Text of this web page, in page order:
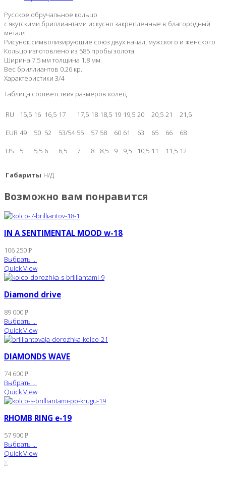
Русское обручальное кольцо
с якутскими бриллиантами искусно закрепленные в благородный
металл
Рисунок символизирующие союз двух начал, мужского и женского
Кольцо изготовлено из 585 пробы золота.
Ширина 7.5 мм толщина 1.8 мм.
Вес бриллиантов 0.26 кр.
Характеристики 3/4
Таблица соответствия размеров колец
RU 15,5 16 16,5 17 17,5 18 18,5 19 19,5 20 20,5 21
21,5
EUR 49 50 52 53/54 55 57 58 60 61 63 65 66
68
US
5 5,5 6 6,5 7 8 8,5 9 9,5 10,5 11 11,5 12
Габариты Н/Д
Возможно вам понравится
IN A SENTIMENTAL MOOD w-18
106 250 Р
Выбрать ...
Quick View
Diamond drive
89 000 Р
Выбрать ...
Quick View
DIAMONDS WAVE
74 600 Р
Выбрать ...
Quick View
RHOMB RING e-19
57 900 Р
Выбрать ...
Quick View
X